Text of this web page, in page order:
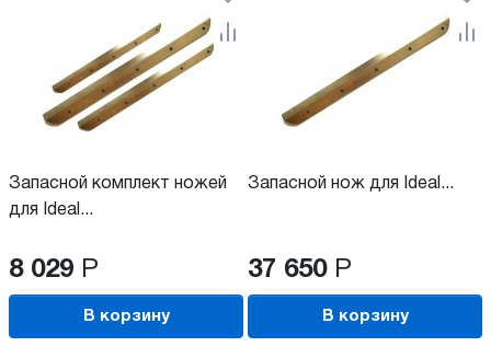
Запасной комплект ножей
для Ideal...
8 029 Р
В корзину
Запасной нож для Ideal...
37 650 Р
В корзину